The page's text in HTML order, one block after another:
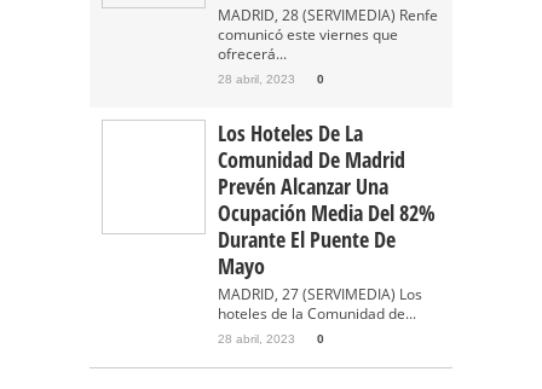
MADRID, 28 (SERVIMEDIA) Renfe
comunicó este viernes que
ofrecerá...
28 abril, 2023 0
Los Hoteles De La
Comunidad De Madrid
Prevén Alcanzar Una
Ocupación Media Del 82%
Durante El Puente De
Mayo
MADRID, 27 (SERVIMEDIA) Los
hoteles de la Comunidad de...
28 abril, 2023 0